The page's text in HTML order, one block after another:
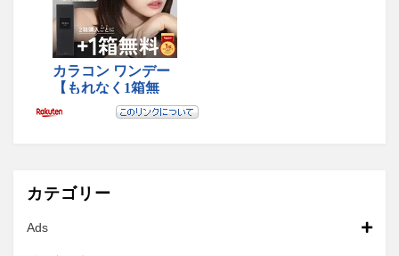
カテゴリー
Ads